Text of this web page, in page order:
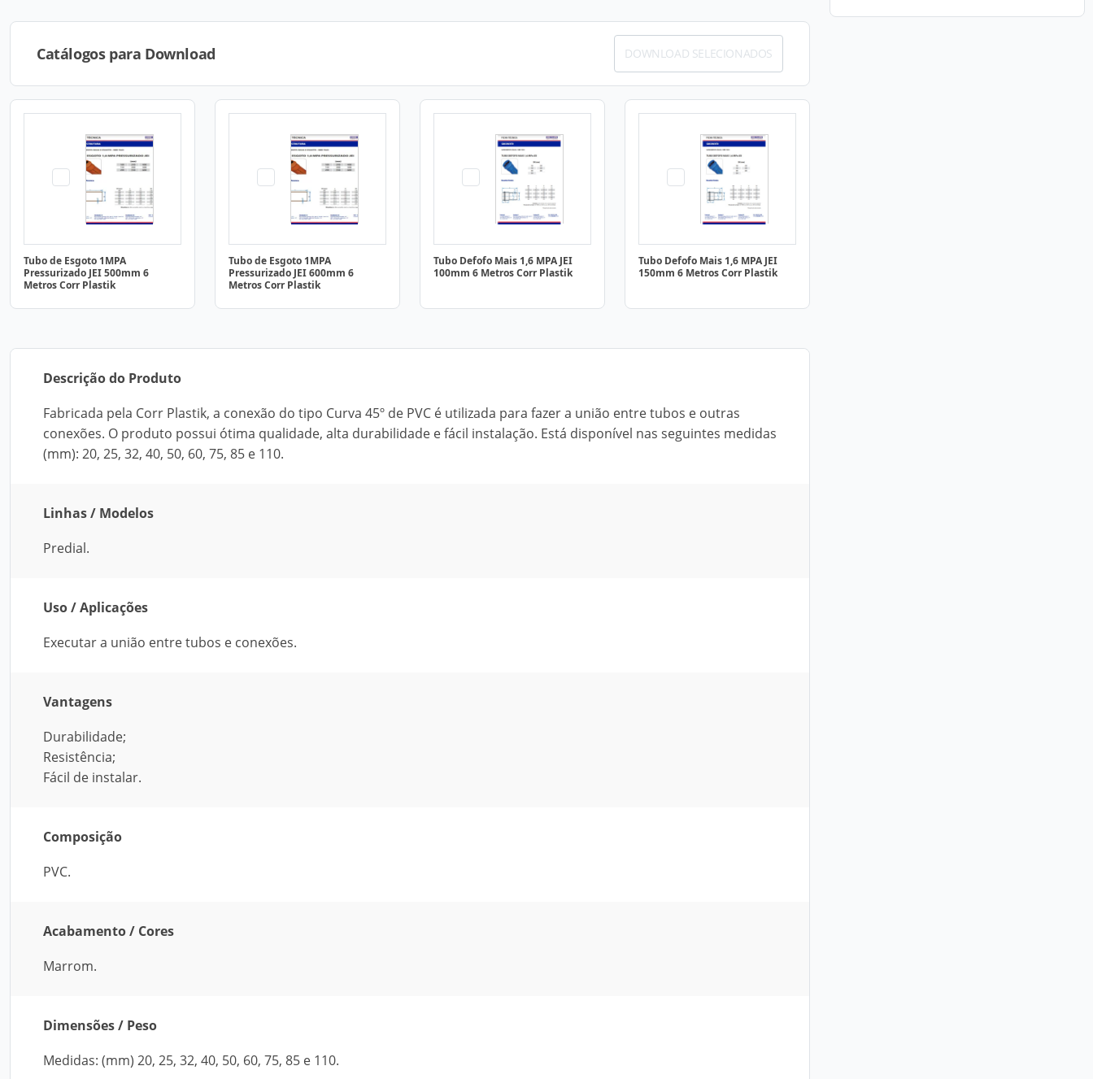
Catálogos para Download DOWNLOAD SELECIONADOS
Tubo de Esgoto 1MPA
Pressurizado JEI 500mm 6
Metros Corr Plastik
Tubo de Esgoto 1MPA
Pressurizado JEI 600mm 6
Metros Corr Plastik
Tubo Defofo Mais 1,6 MPA JEI
100mm 6 Metros Corr Plastik
Tubo Defofo Mais 1,6 MPA JEI
150mm 6 Metros Corr Plastik
Descrição do Produto
Fabricada pela Corr Plastik, a conexão do tipo Curva 45º de PVC é utilizada para fazer a união entre tubos e outras
conexões. O produto possui ótima qualidade, alta durabilidade e fácil instalação. Está disponível nas seguintes medidas
(mm): 20, 25, 32, 40, 50, 60, 75, 85 e 110.
Linhas / Modelos
Predial.
Uso / Aplicações
Executar a união entre tubos e conexões.
Vantagens
Durabilidade;
Resistência;
Fácil de instalar.
Composição
PVC.
Acabamento / Cores
Marrom.
Dimensões / Peso
Medidas: (mm) 20, 25, 32, 40, 50, 60, 75, 85 e 110.